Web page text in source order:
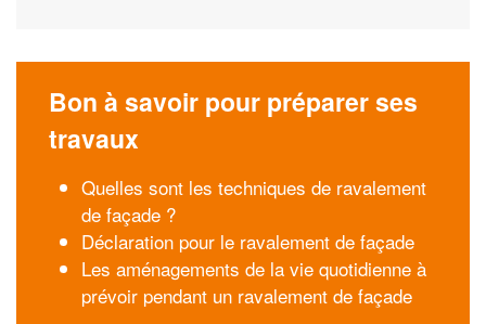
Bon à savoir pour préparer ses
travaux
Quelles sont les techniques de ravalement
de façade ?
Déclaration pour le ravalement de façade
Les aménagements de la vie quotidienne à
prévoir pendant un ravalement de façade